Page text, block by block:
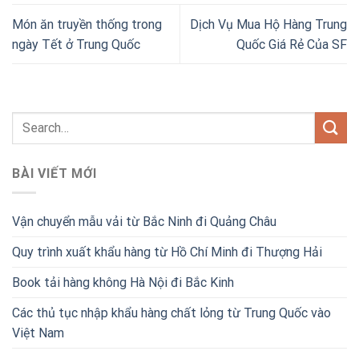
Món ăn truyền thống trong
ngày Tết ở Trung Quốc
Dịch Vụ Mua Hộ Hàng Trung
Quốc Giá Rẻ Của SF
BÀI VIẾT MỚI
Vận chuyển mẫu vải từ Bắc Ninh đi Quảng Châu
Quy trình xuất khẩu hàng từ Hồ Chí Minh đi Thượng Hải
Book tải hàng không Hà Nội đi Bắc Kinh
Các thủ tục nhập khẩu hàng chất lỏng từ Trung Quốc vào
Việt Nam